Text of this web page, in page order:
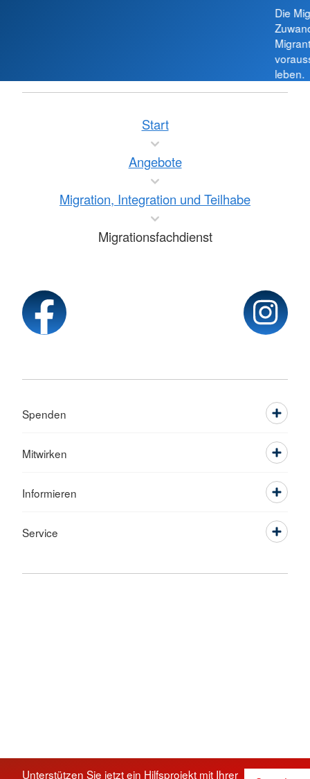
Die
leben.
Unterstützen Sie jetzt ein Hilfsprojekt mit Ihrer
Start
Angebote
Migration, Integration und Teilhabe
Migrationsfachdienst
Spenden
Mitwirken
Informieren
Service